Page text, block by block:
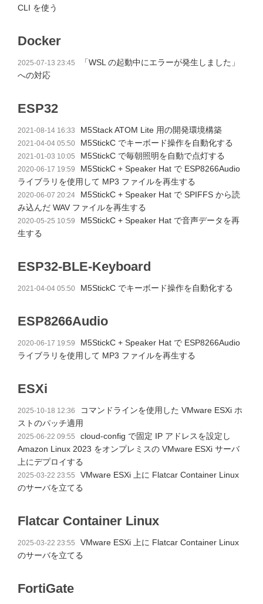
CLI を使う
Docker
2025-07-13 23:45
「WSL の起動中にエラーが発生しました」
への対応
ESP32
2021-08-14 16:33 M5Stack ATOM Lite 用の開発環境構築
2021-04-04 05:50 M5StickC でキーボード操作を自動化する
2021-01-03 10:05 M5StickC で毎朝照明を自動で点灯する
2020-06-17 19:59
M5StickC + Speaker Hat で ESP8266Audio
ライブラリを使用して MP3 ファイルを再生する
2020-06-07 20:24
M5StickC + Speaker Hat で SPIFFS から読
み込んだ WAV ファイルを再生する
2020-05-25 10:59
M5StickC + Speaker Hat で音声データを再
生する
ESP32-BLE-Keyboard
2021-04-04 05:50 M5StickC でキーボード操作を自動化する
ESP8266Audio
2020-06-17 19:59
M5StickC + Speaker Hat で ESP8266Audio
ライブラリを使用して MP3 ファイルを再生する
ESXi
2025-10-18 12:36
コマンドラインを使用した VMware ESXi ホ
ストのパッチ適用
2025-06-22 09:55
cloud-config で固定 IP アドレスを設定し
Amazon Linux 2023 をオンプレミスの VMware ESXi サーバ
上にデプロイする
2025-03-22 23:55
VMware ESXi 上に Flatcar Container Linux
のサーバを立てる
Flatcar Container Linux
2025-03-22 23:55
VMware ESXi 上に Flatcar Container Linux
のサーバを立てる
FortiGate